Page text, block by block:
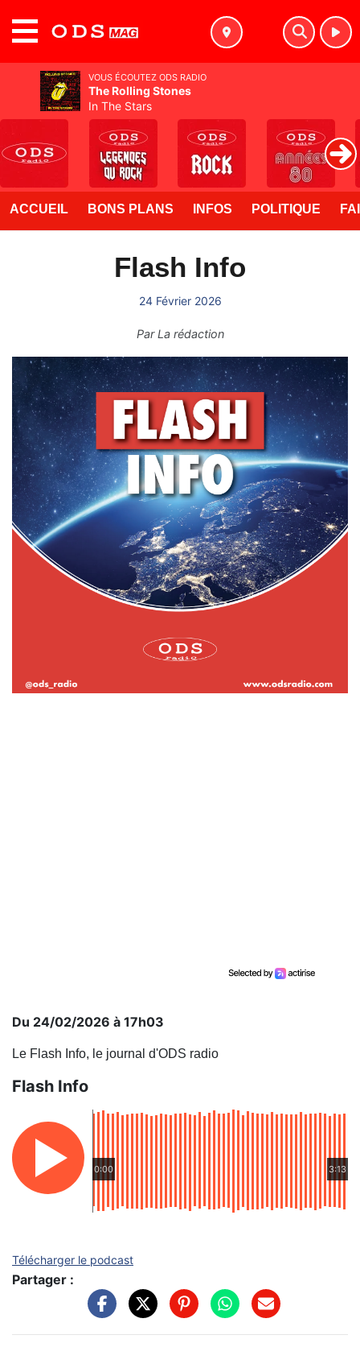
ACCUEIL BONS PLANS INFOS POLITIQUE
Flash Info
24 Février 2026
ParLa rédaction
Du 24/02/2026 à 17h03
Le Flash Info, le journal d'ODS radio
Flash Info
0:00 3:13
Télécharger le podcast
Partager :
VOUS ÉCOUTEZ ODS RADIO
The Rolling Stones
In The Stars